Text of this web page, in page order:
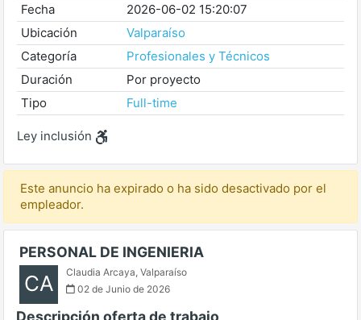
Fecha
2026-06-02 15:20:07
Ubicación
Valparaíso
Categoría
Profesionales y Técnicos
Duración
Por proyecto
Tipo
Full-time
Ley inclusión
Este anuncio ha expirado o ha sido desactivado por el
empleador.
PERSONAL DE INGENIERIA
CA Claudia Arcaya, Valparaíso
02 de Junio de 2026
Descripción oferta de trabajo